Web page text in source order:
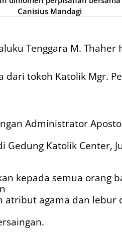
Canisius Mandagi
Tenggara M. Thaher
dari tokoh Katolik Mgr.
Administrator
Gedung Katolik Center,
kepada semua orang
atribut agama dan lebur